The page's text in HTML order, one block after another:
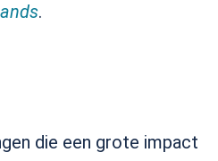
.
die een grote impact